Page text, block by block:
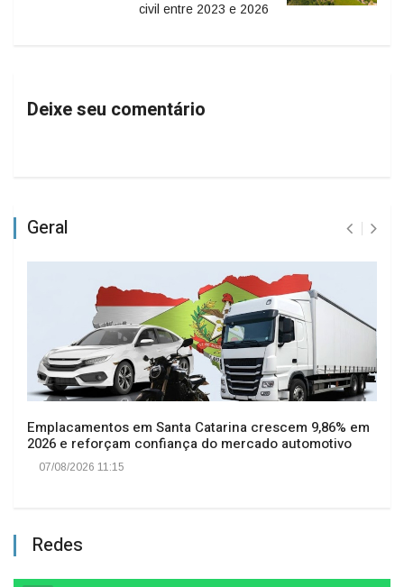
civil entre 2023 e 2026
Deixe seu comentário
Geral
Emplacamentos em Santa Catarina crescem 9,86% em
2026 e reforçam confiança do mercado automotivo
07/08/2026 11:15
Redes